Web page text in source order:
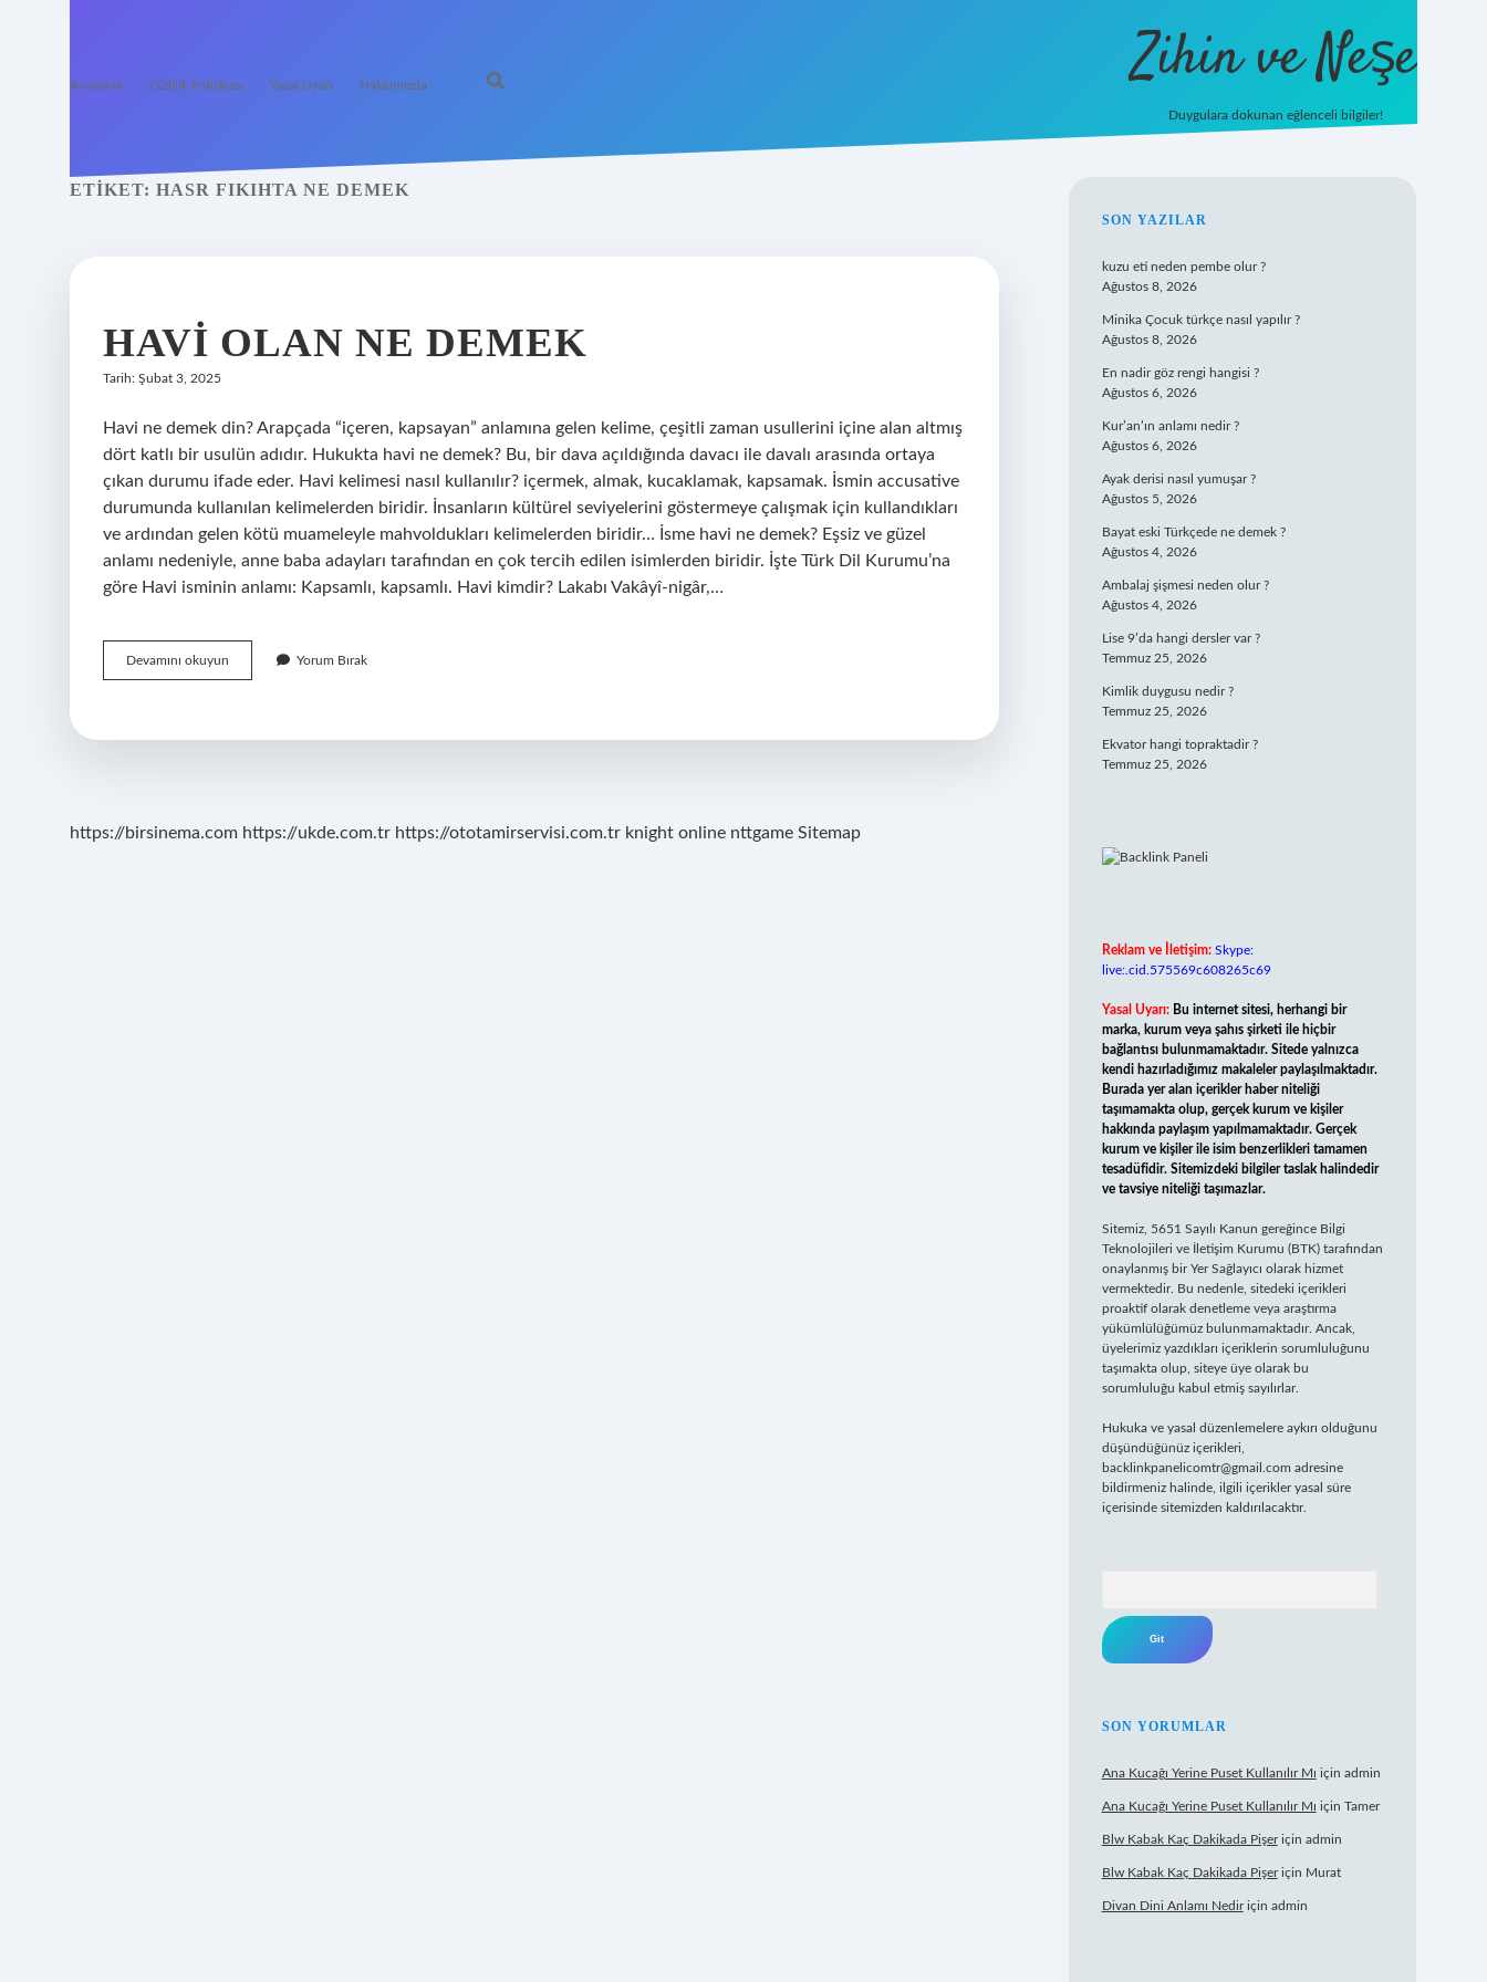
Anasayfa Gizlilik Politikası Yasal Uyarı Hakkımızda Zihin ve Neşe
Duygulara dokunan eğlenceli bilgiler!
ETIKET: HASR FIKIHTA NE DEMEK
HAVI OLAN NE DEMEK
Tarih: Şubat 3, 2025
Havi ne demek din? Arapçada “içeren, kapsayan” anlamına gelen kelime, çeşitli zaman usullerini içine alan altmış
dört katlı bir usulün adıdır. Hukukta havi ne demek? Bu, bir dava açıldığında davacı ile davalı arasında ortaya
çıkan durumu ifade eder. Havi kelimesi nasıl kullanılır? içermek, almak, kucaklamak, kapsamak. İsmin accusative
durumunda kullanılan kelimelerden biridir. İnsanların kültürel seviyelerini göstermeye çalışmak için kullandıkları
ve ardından gelen kötü muameleyle mahvoldukları kelimelerden biridir… İsme havi ne demek? Eşsiz ve güzel
anlamı nedeniyle, anne baba adayları tarafından en çok tercih edilen isimlerden biridir. İşte Türk Dil Kurumu’na
göre Havi isminin anlamı: Kapsamlı, kapsamlı. Havi kimdir? Lakabı Vakâyî-nigâr,…
Devamını okuyun
Olan
Yorum Bırak
https://birsinema.com https://ukde.com.tr https://ototamirservisi.com.tr knight online nttgame Sitemap
SIDEBAR
SON YAZILAR
kuzu eti neden pembe olur ?
Ağustos 8, 2026
Minika Çocuk türkçe nasıl yapılır ?
Ağustos 8, 2026
En nadir göz rengi hangisi ?
Ağustos 6, 2026
Kur’an’ın anlamı nedir ?
Ağustos 6, 2026
Ayak derisi nasıl yumuşar ?
Ağustos 5, 2026
Bayat eski Türkçede ne demek ?
Ağustos 4, 2026
Ambalaj şişmesi neden olur ?
Ağustos 4, 2026
Lise 9’da hangi dersler var ?
Temmuz 25, 2026
Kimlik duygusu nedir ?
Temmuz 25, 2026
Ekvator hangi topraktadir ?
Temmuz 25, 2026
Reklam ve İletişim: Skype:
live:.cid.575569c608265c69
Yasal Uyarı: Bu internet sitesi, herhangi bir
marka, kurum veya şahıs şirketi ile hiçbir
bağlantısı bulunmamaktadır. Sitede yalnızca
kendi hazırladığımız makaleler paylaşılmaktadır.
Burada yer alan içerikler haber niteliği
taşımamakta olup, gerçek kurum ve kişiler
hakkında paylaşım yapılmamaktadır. Gerçek
kurum ve kişiler ile isim benzerlikleri tamamen
tesadüfidir. Sitemizdeki bilgiler taslak halindedir
ve tavsiye niteliği taşımazlar.
Sitemiz, 5651 Sayılı Kanun gereğince Bilgi
Teknolojileri ve İletişim Kurumu (BTK) tarafından
onaylanmış bir Yer Sağlayıcı olarak hizmet
vermektedir. Bu nedenle, sitedeki içerikleri
proaktif olarak denetleme veya araştırma
yükümlülüğümüz bulunmamaktadır. Ancak,
üyelerimiz yazdıkları içeriklerin sorumluluğunu
taşımakta olup, siteye üye olarak bu
sorumluluğu kabul etmiş sayılırlar.
Hukuka ve yasal düzenlemelere aykırı olduğunu
düşündüğünüz içerikleri,
backlinkpanelicomtr@gmail.com adresine
bildirmeniz halinde, ilgili içerikler yasal süre
içerisinde sitemizden kaldırılacaktır.
SON YORUMLAR
Ana Kucağı Yerine Puset Kullanılır Mı için admin
Ana Kucağı Yerine Puset Kullanılır Mı için Tamer
Blw Kabak Kaç Dakikada Pişeriçin admin
Blw Kabak Kaç Dakikada Pişeriçin Murat
Divan Dini Anlamı Nediriçin admin